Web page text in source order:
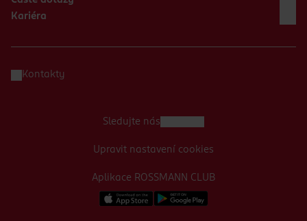
Kariéra
Kontakty
Aplikace ROSSMANN CLUB
Sledujte nás
Upravit nastavení cookies